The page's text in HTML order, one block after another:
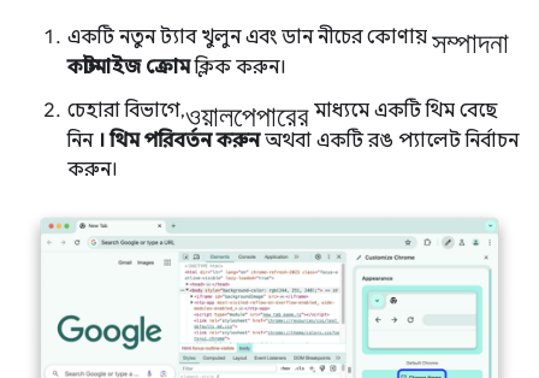
একটি নতুন ট্যাব খুলুন এবং ডান নীচের কোণায় সম্পাদনা
কাস্টমাইজ ক্রোমক্লিক করুন।
চেহারা বিভাগে,ওয়ালপেপারের মাধ্যমে একটি থিম বেছে
নিন । থিম পরিবর্তন করুনঅথবা একটি রঙ প্যালেট নির্বাচন
করুন।